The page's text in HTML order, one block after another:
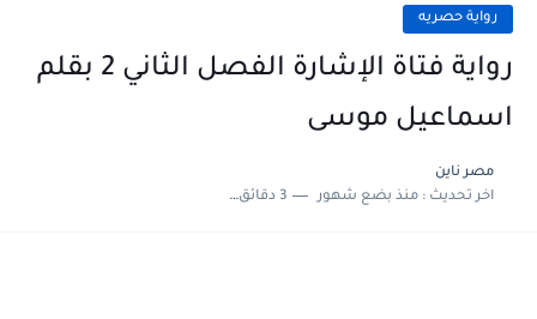
رواية حصريه
رواية فتاة الإشارة الفصل الثاني 2 بقلم
اسماعيل موسى
مصر ناين
اخر تحديث :منذ بضع شهور 3 دقائق للقراءة